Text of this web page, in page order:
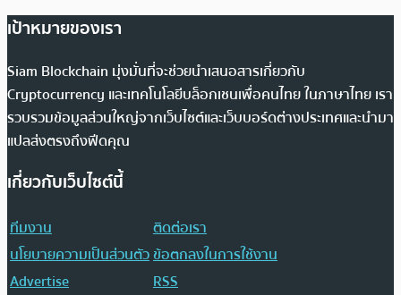
เป้าหมายของเรา
Siam Blockchain มุ่งมั่นที่จะช่วยนำเสนอสารเกี่ยวกับ
Cryptocurrency และเทคโนโลยีบล็อกเชนเพื่อคนไทย ในภาษาไทย เรา
รวบรวมข้อมูลส่วนใหญ่จากเว็บไซต์และเว็บบอร์ดต่างประเทศและนำมา
แปลส่งตรงถึงฟีดคุณ
เกี่ยวกับเว็บไซต์นี้
ทีมงาน
ติดต่อเรา
นโยบายความเป็นส่วนตัวข้อตกลงในการใช้งาน
Advertise
RSS